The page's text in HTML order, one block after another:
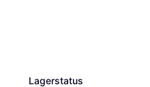
Lagerstatus